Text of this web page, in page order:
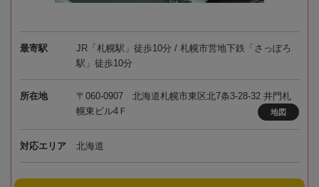
最寄駅
JR「札幌駅」徒歩10分 / 札幌市営地下鉄「さっぽろ
駅」徒歩10分
所在地
〒060-0907 北海道札幌市東区北7条3-28-32 井門札
幌東ビル4Ｆ
地図
対応エリア 北海道